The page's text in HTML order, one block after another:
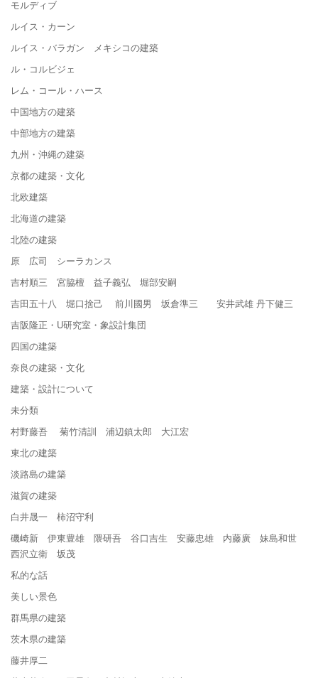
モルディブ
ルイス・カーン
ルイス・バラガン メキシコの建築
ル・コルビジェ
レム・コール・ハース
中国地方の建築
中部地方の建築
九州・沖縄の建築
京都の建築・文化
北欧建築
北海道の建築
北陸の建築
原 広司 シーラカンス
吉村順三 宮脇檀 益子義弘 堀部安嗣
吉田五十八 堀口捨己 前川國男 坂倉準三 安井武雄 丹下健三
吉阪隆正・U研究室・象設計集団
四国の建築
奈良の建築・文化
建築・設計について
未分類
村野藤吾 菊竹清訓 浦辺鎮太郎 大江宏
東北の建築
淡路島の建築
滋賀の建築
白井晟一 柿沼守利
磯崎新 伊東豊雄 隈研吾 谷口吉生 安藤忠雄 内藤廣 妹島和世
西沢立衛 坂茂
私的な話
美しい景色
群馬県の建築
茨木県の建築
藤井厚二